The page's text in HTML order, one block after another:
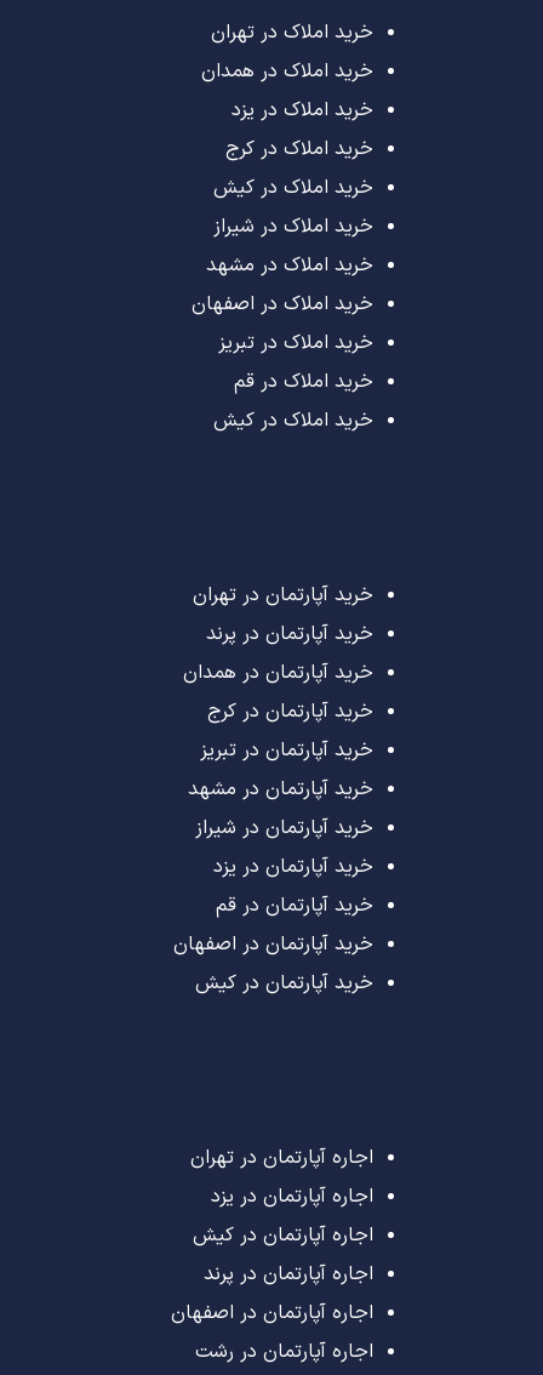
خرید املاک در تهران
خرید املاک در همدان
خرید املاک در یزد
خرید املاک در کرج
خرید املاک در کیش
خرید املاک در شیراز
خرید املاک در مشهد
خرید املاک در اصفهان
خرید املاک در تبریز
خرید املاک در قم
خرید املاک در کیش
خرید آپارتمان در تهران
خرید آپارتمان در پرند
خرید آپارتمان در همدان
خرید آپارتمان در کرج
خرید آپارتمان در تبریز
خرید آپارتمان در مشهد
خرید آپارتمان در شیراز
خرید آپارتمان در یزد
خرید آپارتمان در قم
خرید آپارتمان در اصفهان
خرید آپارتمان در کیش
اجاره آپارتمان در تهران
اجاره آپارتمان در یزد
اجاره آپارتمان در کیش
اجاره آپارتمان در پرند
اجاره آپارتمان در اصفهان
اجاره آپارتمان در رشت